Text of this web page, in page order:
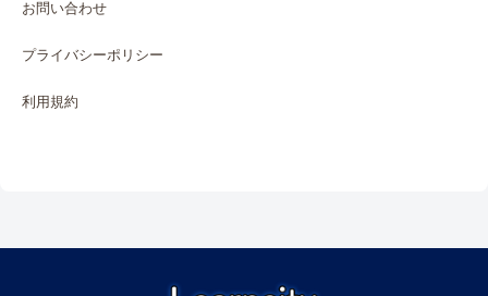
お問い合わせ
プライバシーポリシー
利用規約